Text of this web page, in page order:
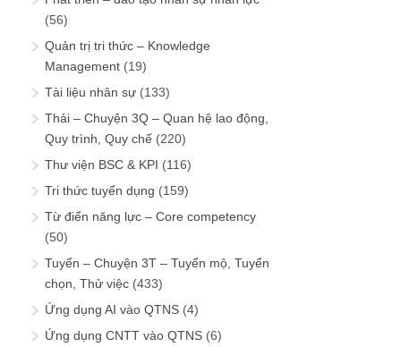
(56)
Quản trị tri thức – Knowledge
Management (19)
Tài liệu nhân sự (133)
Thải – Chuyện 3Q – Quan hệ lao động,
Quy trình, Quy chế (220)
Thư viện BSC & KPI (116)
Tri thức tuyển dụng (159)
Từ điển năng lực – Core competency
(50)
Tuyển – Chuyện 3T – Tuyển mộ, Tuyển
chọn, Thử việc (433)
Ứng dụng AI vào QTNS (4)
Ứng dụng CNTT vào QTNS (6)